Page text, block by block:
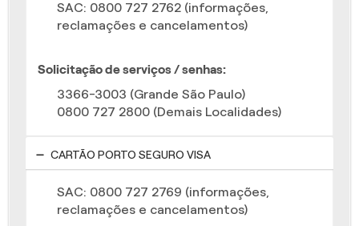
SAC: 0800 727 2762 (informações,
reclamações e cancelamentos)
Solicitação de serviços / senhas:
3366-3003 (Grande São Paulo)
0800 727 2800 (Demais Localidades)
CARTÃO PORTO SEGURO VISA
SAC: 0800 727 2769 (informações,
reclamações e cancelamentos)